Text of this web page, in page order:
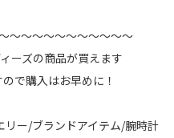
～～～～～～～～～～～
ーズの商品が買えます
で購入はお早めに！
リー/ブランドアイテム/腕時計